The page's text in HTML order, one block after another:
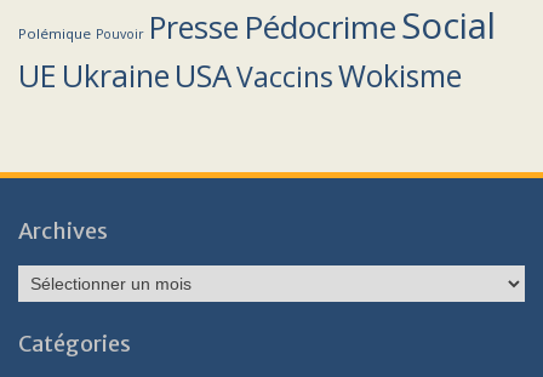
Polémique Pouvoir Presse PédocrimeSocial
UE Ukraine USAVaccinsWokisme
Archives
Archives
Catégories